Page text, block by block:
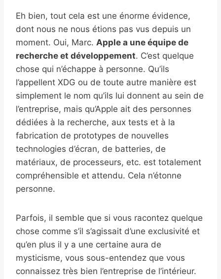
Eh bien, tout cela est une énorme évidence,
dont nous ne nous étions pas vus depuis un
moment. Oui, Marc. Apple a une équipe de
recherche et développement. C’est quelque
chose qui n’échappe à personne. Qu’ils
l’appellent XDG ou de toute autre manière est
simplement le nom qu’ils lui donnent au sein de
l’entreprise, mais qu’Apple ait des personnes
dédiées à la recherche, aux tests et à la
fabrication de prototypes de nouvelles
technologies d’écran, de batteries, de
matériaux, de processeurs, etc. est totalement
compréhensible et attendu. Cela n’étonne
personne.
Parfois, il semble que si vous racontez quelque
chose comme s’il s’agissait d’une exclusivité et
qu’en plus il y a une certaine aura de
mysticisme, vous sous-entendez que vous
connaissez très bien l’entreprise de l’intérieur.